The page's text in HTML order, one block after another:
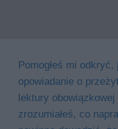
Pomogłeś mi
opowiadanie o
lektury
zrozumiałeś, co